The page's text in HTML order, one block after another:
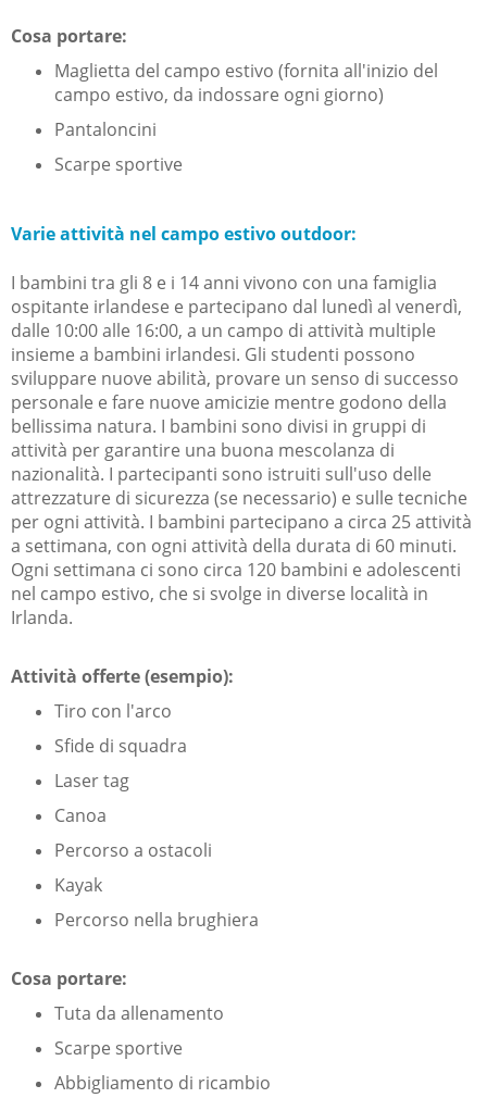
Cosa portare:
Maglietta del campo estivo (fornita all'inizio del
campo estivo, da indossare ogni giorno)
Pantaloncini
Scarpe sportive
Varie attività nel campo estivo outdoor:
I bambini tra gli 8 e i 14 anni vivono con una famiglia
ospitante irlandese e partecipano dal lunedì al venerdì,
dalle 10:00 alle 16:00, a un campo di attività multiple
insieme a bambini irlandesi. Gli studenti possono
sviluppare nuove abilità, provare un senso di successo
personale e fare nuove amicizie mentre godono della
bellissima natura. I bambini sono divisi in gruppi di
attività per garantire una buona mescolanza di
nazionalità. I partecipanti sono istruiti sull'uso delle
attrezzature di sicurezza (se necessario) e sulle tecniche
per ogni attività. I bambini partecipano a circa 25 attività
a settimana, con ogni attività della durata di 60 minuti.
Ogni settimana ci sono circa 120 bambini e adolescenti
nel campo estivo, che si svolge in diverse località in
Irlanda.
Attività offerte (esempio):
Tiro con l'arco
Sfide di squadra
Laser tag
Canoa
Percorso a ostacoli
Kayak
Percorso nella brughiera
Cosa portare:
Tuta da allenamento
Scarpe sportive
Abbigliamento di ricambio